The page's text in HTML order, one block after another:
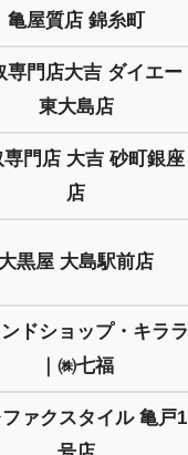
亀屋質店 錦糸町
専門店大吉 ダイエー
東大島店
専門店 大吉 砂町銀座
店
大黒屋 大島駅前店
ドショップ・キララ
｜㈱七福
ファクスタイル 亀戸1